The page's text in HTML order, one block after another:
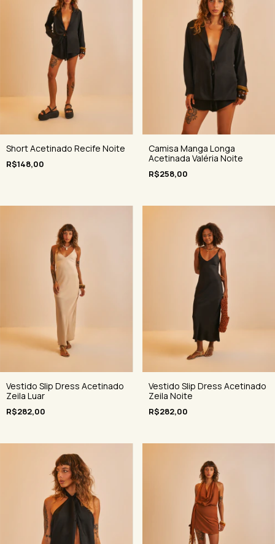
Short Acetinado Recife Noite
R$148,00
Camisa Manga Longa
Acetinada Valéria Noite
R$258,00
Vestido Slip Dress Acetinado
Zeila Luar
R$282,00
Vestido Slip Dress Acetinado
Zeila Noite
R$282,00